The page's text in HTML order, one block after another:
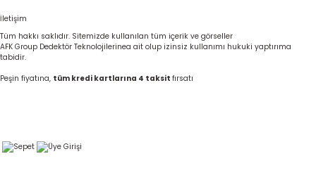
İletişim
Tüm hakkı saklıdır. Sitemizde kullanılan tüm içerik ve görseller
AFK Group Dedektör Teknolojilerinea ait olup izinsiz kullanımı hukuki yaptırıma
tabidir.
Peşin fiyatına, tüm kredi kartlarına 4 taksit fırsatı